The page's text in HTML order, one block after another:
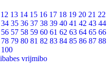
12 13 14 15 16 17 18 19 20 21 22
34 35 36 37 38 39 40 41 42 43 44
56 57 58 59 60 61 62 63 64 65 66
78 79 80 81 82 83 84 85 86 87 88
100
vrijmibo